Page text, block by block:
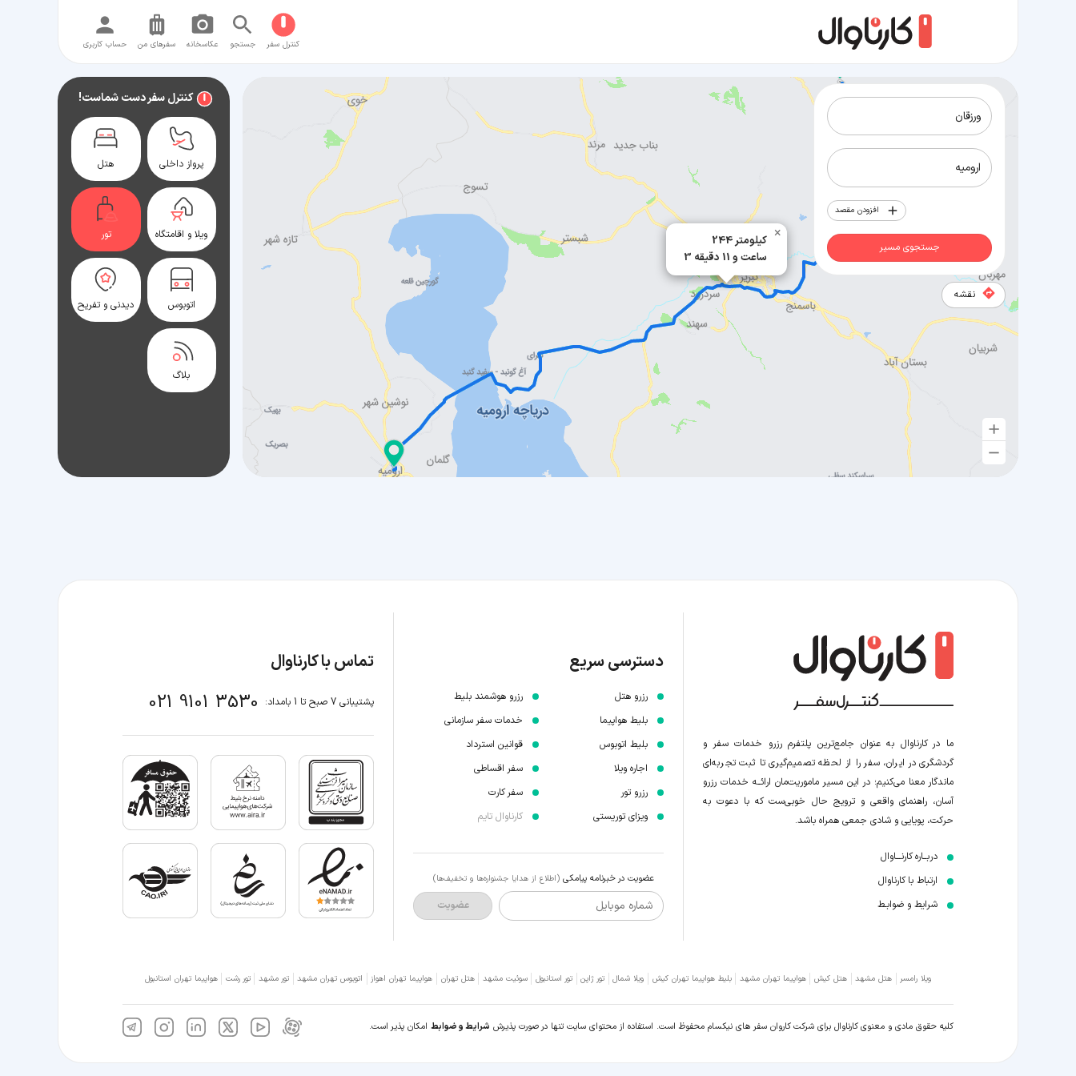
کنترل سفر جستجو عکاسخانه سفر‌های من حساب کاربری
244 کیلومتر
3 ساعت و 11 دقیقه
×
افزودن مقصد
جستجوی مسیر
نقشه
کنترل سفر دست شماست!
پرواز داخلی هتل
ویلا و اقامتگاه تور
اتوبوس دیدنی و تفریح
بلاگ
ما در کارناوال به عنوان جامع‌ترین پلتفرم رزرو خدمات سفر و
گردشگری در ایران، سفر را از لحظه‌ تصمیم‌گیری تا ثبت تجربه‌ای
ماندگار معنا می‌کنیم؛ در این مسیر‍ ماموریت‌مان اراﺋــﻪ خدمات رزرو
آسان، راهنمای واقعی و ترویج حال خوبی‌ست که با دعوت به
حرکت، پویایی و شادی جمعی همراه باشد.
دربــاره کارنـــاوال
ارتباط با کارناوال
شرایط و ضوابـط
دسترسی سریع
رزرو هتل
بلیط هواپیما
بلیط اتوبوس
اجاره ویلا
رزرو تور
ویزای توریستی
رزرو هوشمند بلیط
خدمات سفر سازمانی
قوانین استرداد
سفر اقساطی
سفر کارت
کارناوال تایم
عضویت در خبرنامه پیامکی (اطلاع از هدایا جشنواره‌ها و تخفیف‌ها)
شماره موبایل عضویت
تماس با کارناوال
پشتیبانی 7 صبح تا 1 بامداد: 021 9101 3530
ویلا رامسر هتل مشهد هتل کیش هواپیما تهران مشهد بلیط هواپیما تهران کیش ویلا شمال تور ژاپن تور استانبول سوئیت مشهد هتل تهران هواپیما تهران اهواز اتوبوس تهران مشهد تور مشهد تور رشت هواپیما تهران استانبول
کلیه حقوق مادی و معنوی کارناوال برای شرکت کاروان سفر های نیکسام محفوظ است. استفاده از محتوای سایت تنها در صورت پذیرش شرایط و ضوابط امکان پذیر است.